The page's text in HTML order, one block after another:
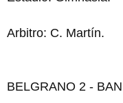
Arbitro: C. Martín.
BELGRANO 2 -